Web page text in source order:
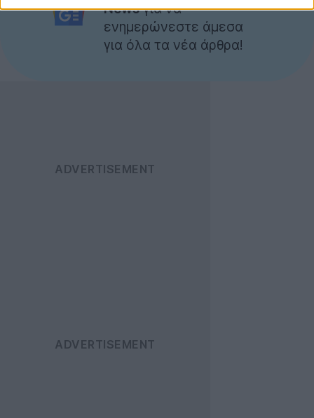
Newsγια να
ενημερώνεστε άμεσα
για όλα τα νέα άρθρα!